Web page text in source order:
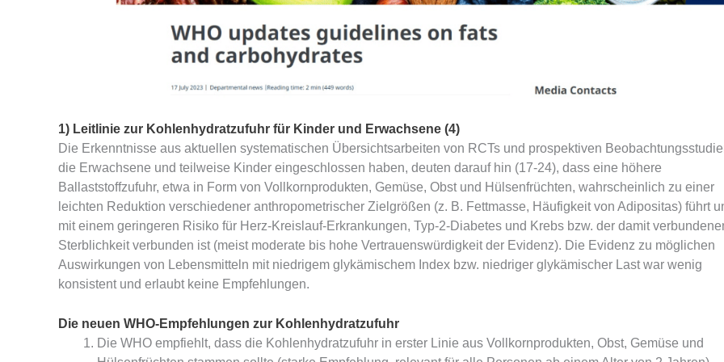
1) Leitlinie zur Kohlenhydratzufuhr für Kinder und Erwachsene (4)
Die Erkenntnisse aus aktuellen systematischen Übersichtsarbeiten von RCTs und prospektiven
die Erwachsene und teilweise Kinder eingeschlossen haben, deuten darauf hin (17-24), dass eine höhere
Ballaststoffzufuhr, etwa in Form von Vollkornprodukten, Gemüse, Obst und Hülsenfrüchten, wahrscheinlich zu einer
leichten Reduktion verschiedener anthropometrischer Zielgrößen (z. B. Fettmasse, Häufigkeit von Adipositas) führt
mit einem geringeren Risiko für Herz-Kreislauf-Erkrankungen, Typ-2-Diabetes und Krebs bzw. der damit
Sterblichkeit verbunden ist (meist moderate bis hohe Vertrauenswürdigkeit der Evidenz). Die Evidenz zu möglichen
Auswirkungen von Lebensmitteln mit niedrigem glykämischem Index bzw. niedriger glykämischer Last war wenig
konsistent und erlaubt keine Empfehlungen.
Die neuen WHO-Empfehlungen zur Kohlenhydratzufuhr
Die WHO empfiehlt, dass die Kohlenhydratzufuhr in erster Linie aus Vollkornprodukten, Obst, Gemüse und